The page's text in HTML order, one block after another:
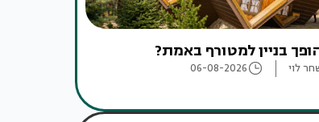
בניין למטורף באמת?
לוי 06-08-2026